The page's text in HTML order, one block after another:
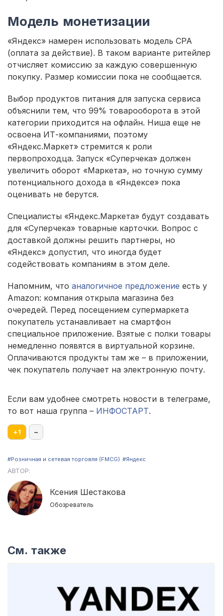
Модель монетизации
«Яндекс» намерен использовать модель CPA
(оплата за действие). В таком варианте ритейлер
отчисляет комиссию за каждую совершенную
покупку. Размер комиссии пока не сообщается.
Выбор продуктов питания для запуска сервиса
объяснили тем, что 99% товарооборота в этой
категории приходится на офлайн. Ниша еще не
освоена ИТ-компаниями, поэтому
«Яндекс.Маркет» стремится к роли
первопроходца. Запуск «Суперчека» должен
увеличить оборот «Маркета», но точную сумму
потенциального дохода в «Яндексе» пока
оценивать не берутся.
Специалисты «Яндекс.Маркета» будут создавать
для «Суперчека» товарные карточки. Вопрос с
доставкой должны решить партнеры, но
«Яндекс» допустил, что иногда будет
содействовать компаниям в этом деле.
Напомним, что аналогичное предложение есть у
Amazon: компания открыла магазина без
очередей. Перед посещением супермаркета
покупатель устанавливает на смартфон
специальное приложение. Взятые с полки товары
немедленно появятся в виртуальной корзине.
Оплачиваются продукты там же – в приложении,
чек покупатель получает на электронную почту.
Если вам удобнее смотреть новости в телеграме,
то вот наша группа – ИНФОСТАРТ.
+1 –
#Розничная и сетевая торговля (FMCG) #Яндекс
АВТОР:
Ксения Шестакова
Обозреватель
См. также